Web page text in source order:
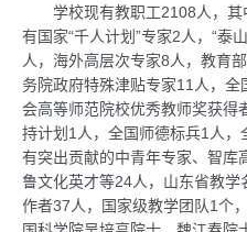
学校现有教职工2108人，其
有国家“千人计划”专家2人，“泰
人，海外高层次专家8人，教育
务院政府特殊津贴专家11人，
会高等师范院校优秀教师奖获得
持计划1人，全国师德标兵1人
有突出贡献的中青年专家、智库
鲁文化英才等24人，山东省教
作者37人，国家级教学团队1个